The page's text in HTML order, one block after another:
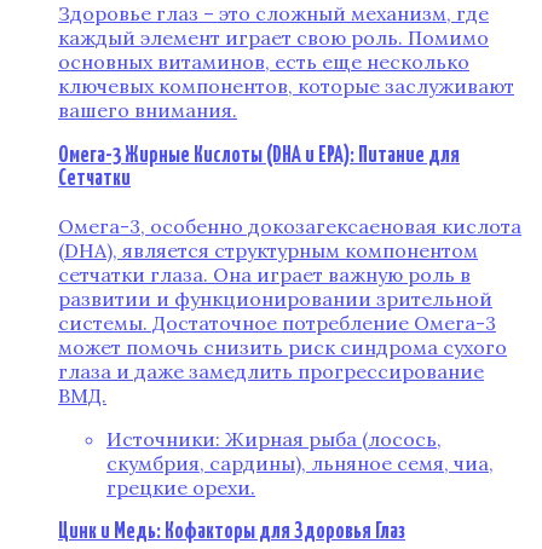
Здоровье глаз – это сложный механизм, где
каждый элемент играет свою роль. Помимо
основных витаминов, есть еще несколько
ключевых компонентов, которые заслуживают
вашего внимания.
Омега-3 Жирные Кислоты (DHA и EPA): Питание для
Сетчатки
Омега-3, особенно докозагексаеновая кислота
(DHA), является структурным компонентом
сетчатки глаза. Она играет важную роль в
развитии и функционировании зрительной
системы. Достаточное потребление Омега-3
может помочь снизить риск синдрома сухого
глаза и даже замедлить прогрессирование
ВМД.
Источники: Жирная рыба (лосось,
скумбрия, сардины), льняное семя, чиа,
грецкие орехи.
Цинк и Медь: Кофакторы для Здоровья Глаз